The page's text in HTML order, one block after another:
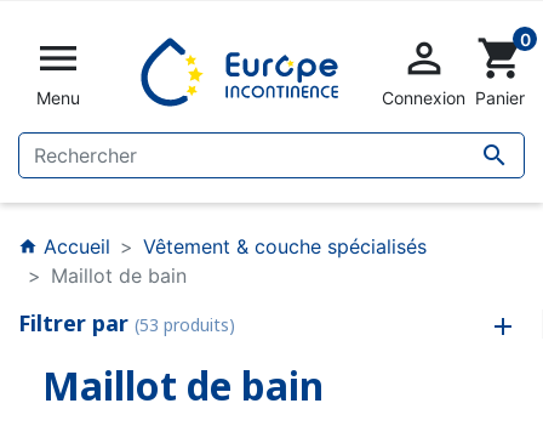

Menu


Connexion
shopping_cart0
Panier
home Accueil
Vêtement & couche spécialisés
Maillot de bain
Filtrer par (53 produits)
Maillot de bain